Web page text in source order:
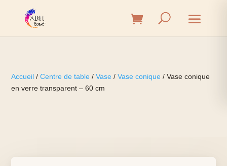
Accueil /Centre de table /Vase /Vase conique / Vase conique
en verre transparent – 60 cm